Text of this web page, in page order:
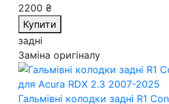
2200 ₴
Купити
задні
Заміна оригіналу
Гальмівні колодки задні R1